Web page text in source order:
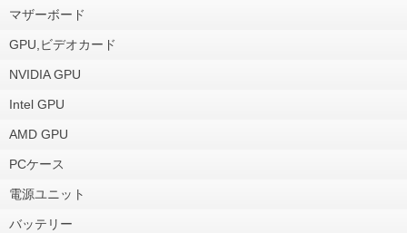
マザーボード
GPU,ビデオカード
NVIDIA GPU
Intel GPU
AMD GPU
PCケース
電源ユニット
バッテリー